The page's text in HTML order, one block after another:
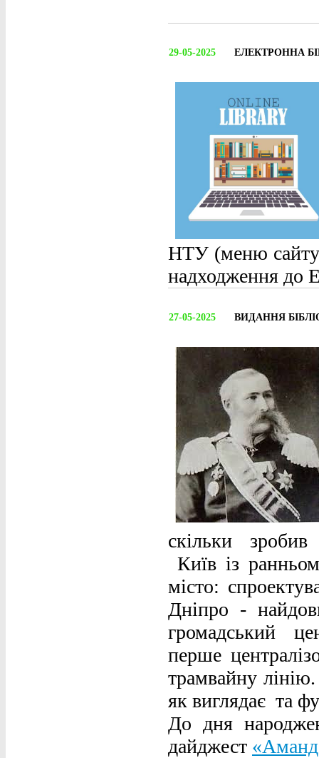
29-05-2025 ЕЛЕКТРОННА
НТУ (меню сайту:
надходження до
27-05-2025 ВИДАННЯ
скільки
Київ із
місто:
Дніпро -
громадський
перше
трамвайну
як виглядає та
До дня
дайджест